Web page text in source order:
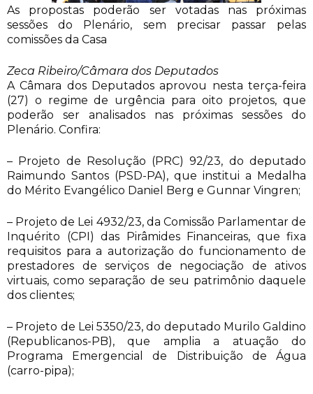
As propostas poderão ser votadas nas próximas
sessões do Plenário, sem precisar passar pelas
comissões da Casa
Zeca Ribeiro/Câmara dos Deputados
A Câmara dos Deputados aprovou nesta terça-feira
(27) o regime de urgência para oito projetos, que
poderão ser analisados nas próximas sessões do
Plenário. Confira:
– Projeto de Resolução (PRC) 92/23, do deputado
Raimundo Santos (PSD-PA), que institui a Medalha
do Mérito Evangélico Daniel Berg e Gunnar Vingren;
– Projeto de Lei 4932/23, da Comissão Parlamentar de
Inquérito (CPI) das Pirâmides Financeiras, que fixa
requisitos para a autorização do funcionamento de
prestadores de serviços de negociação de ativos
virtuais, como separação de seu patrimônio daquele
dos clientes;
– Projeto de Lei 5350/23, do deputado Murilo Galdino
(Republicanos-PB), que amplia a atuação do
Programa Emergencial de Distribuição de Água
(carro-pipa);